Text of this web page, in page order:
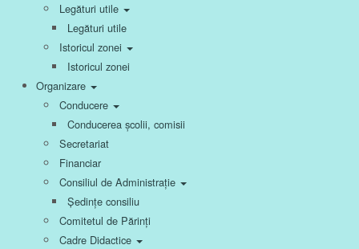
Legături utile
Legături utile
Istoricul zonei
Istoricul zonei
Organizare
Conducere
Conducerea școlii, comisii
Secretariat
Financiar
Consiliul de Administrație
Ședințe consiliu
Comitetul de Părinți
Cadre Didactice